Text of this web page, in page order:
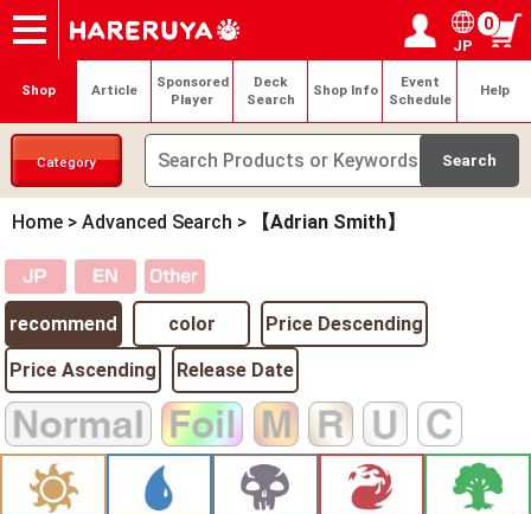
Onlineshop
Articles
Deck Search
Sponsored Players
Shop Info
Event Schedule
Contact Login / Register
My page
JP
0
Shop Article
Sponsored
Player
Deck
Search
Shop Info
Event
Schedule
Help
Category
Home > Advanced Search > 【Adrian Smith】
recommend color Price Descending
Price Ascending Release Date